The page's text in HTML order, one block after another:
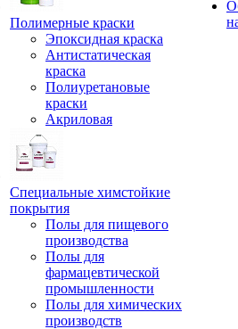
Полимерные краски
Эпоксидная краска
Антистатическая
краска
Полиуретановые
краски
Акриловая
Специальные химстойкие
покрытия
Полы для пищевого
производства
Полы для
фармацевтической
промышленности
Полы для химических
производств